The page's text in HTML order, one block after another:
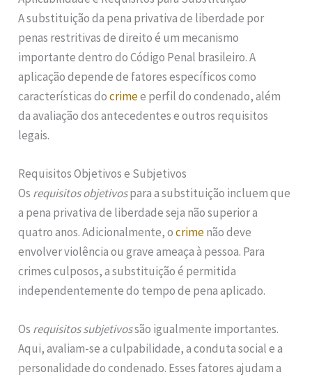
A substituição da pena privativa de liberdade por
penas restritivas de direito é um mecanismo
importante dentro do Código Penal brasileiro. A
aplicação depende de fatores específicos como
características docrimee perfil do condenado, além
da avaliação dos antecedentes e outros requisitos
legais.
Requisitos Objetivos e Subjetivos
Os requisitos objetivospara a substituição incluem que
a pena privativa de liberdade seja não superior a
quatro anos. Adicionalmente, ocrimenão deve
envolver violência ou grave ameaça à pessoa. Para
crimes culposos, a substituição é permitida
independentemente do tempo de pena aplicado.
Os requisitos subjetivossão igualmente importantes.
Aqui, avaliam-se a culpabilidade, a conduta social e a
personalidade do condenado. Esses fatores ajudam a